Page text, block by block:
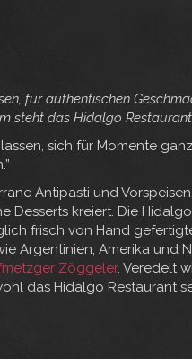
für authentischen
steht das Hidalgo
sich für Momente
Antipasti und
Desserts kreiert. Die
frisch von Hand
Argentinien, Amerika
Zöggeler. Veredelt
das Hidalgo Restaurant